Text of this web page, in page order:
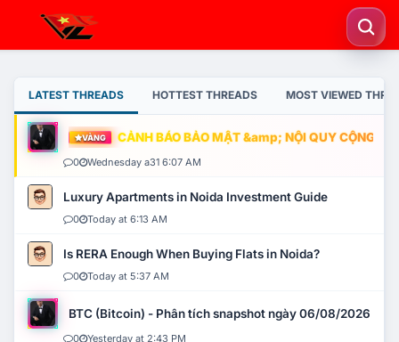
LATEST THREADS HOTTEST THREADS MOST VIEWED
VÀNG CẢNH BÁO BẢO MẬT &amp; NỘI QUY CỘNG
0 Wednesday a31 6:07 AM
Luxury Apartments in Noida Investment Guide
0 Today at 6:13 AM
Is RERA Enough When Buying Flats in Noida?
0 Today at 5:37 AM
BTC (Bitcoin) - Phân tích snapshot ngày 06/08/2026
0 Yesterday at 2:43 PM